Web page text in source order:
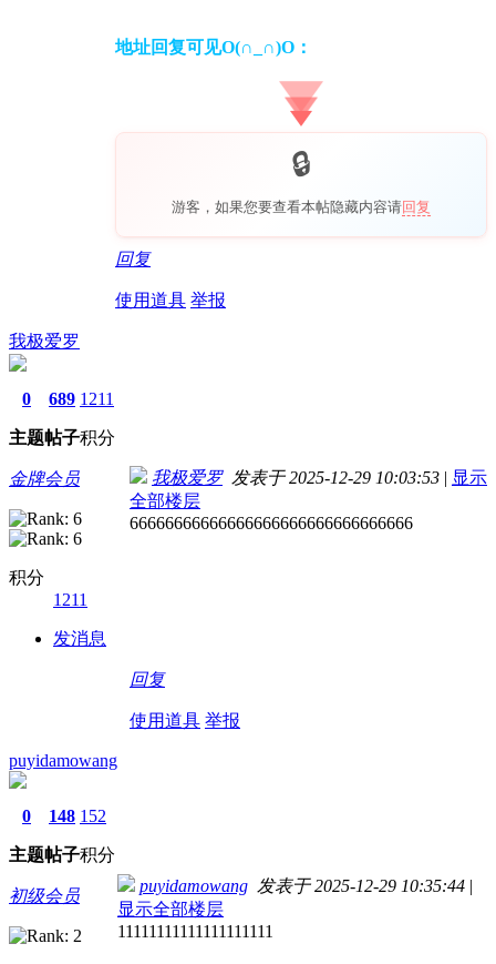
地址回复可见O(∩_∩)O：
游客，如果您要查看本帖隐藏内容请回复
回复
使用道具 举报
我极爱罗
0
主题
689
帖子
1211
积分
金牌会员
积分
1211
发消息
我极爱罗发表于 2025-12-29 10:03:53 | 显示
全部楼层
66666666666666666666666666666666
回复
使用道具 举报
puyidamowang
0
主题
148
帖子
152
积分
初级会员
puyidamowang 发表于 2025-12-29 10:35:44 |
显示全部楼层
11111111111111111111